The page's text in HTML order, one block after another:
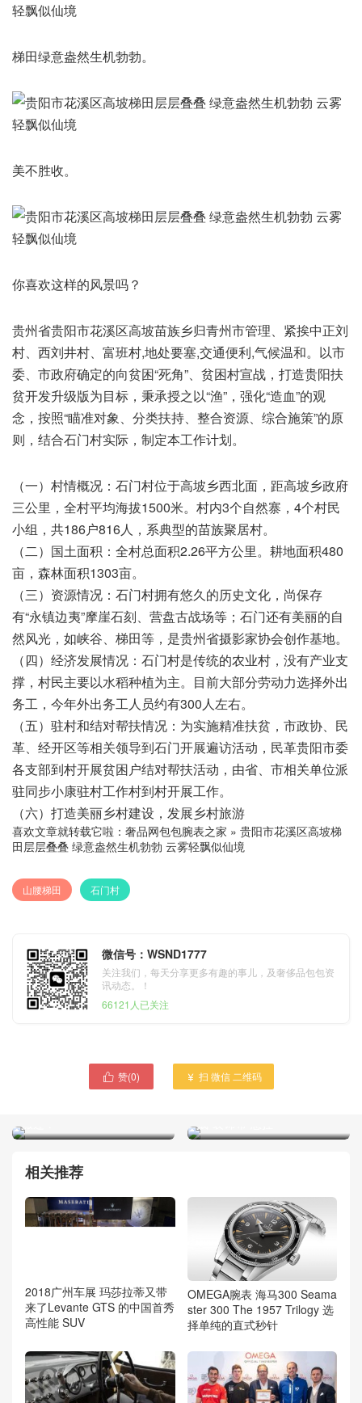
梯田绿意盎然生机勃勃。
美不胜收。
你喜欢这样的风景吗？
贵州省贵阳市花溪区高坡苗族乡归青州市管理、紧挨中正刘
村、西刘井村、富班村,地处要塞,交通便利,气候温和。以市
委、市政府确定的向贫困“死角”、贫困村宣战，打造贵阳扶
贫开发升级版为目标，秉承授之以“渔”，强化“造血”的观
念，按照“瞄准对象、分类扶持、整合资源、综合施策”的原
则，结合石门村实际，制定本工作计划。
（一）村情概况：石门村位于高坡乡西北面，距高坡乡政府
三公里，全村平均海拔1500米。村内3个自然寨，4个村民
小组，共186户816人，系典型的苗族聚居村。
（二）国土面积：全村总面积2.26平方公里。耕地面积480
亩，森林面积1303亩。
（三）资源情况：石门村拥有悠久的历史文化，尚保存
有“永镇边夷”摩崖石刻、营盘古战场等；石门还有美丽的自
然风光，如峡谷、梯田等，是贵州省摄影家协会创作基地。
（四）经济发展情况：石门村是传统的农业村，没有产业支
撑，村民主要以水稻种植为主。目前大部分劳动力选择外出
务工，今年外出务工人员约有300人左右。
（五）驻村和结对帮扶情况：为实施精准扶贫，市政协、民
革、经开区等相关领导到石门开展遍访活动，民革贵阳市委
各支部到村开展贫困户结对帮扶活动，由省、市相关单位派
驻同步小康驻村工作村到村开展工作。
（六）打造美丽乡村建设，发展乡村旅游
喜欢文章就转载它啦： 奢品网包包腕表之家 » 贵阳市花溪区高坡梯
田层层叠叠 绿意盎然生机勃勃 云雾轻飘似仙境
山腰梯田 石门村
微信号：WSND1777
关注我们，每天分享更多有趣的事儿，及奢侈品包包资
讯动态。！
66121人已关注
 赞(0)  扫 微信 二维码
习近平对大凉山"悬崖村"村
祖国国旗神圣感何在 惨不忍
相关推荐
2018广州车展 玛莎拉蒂又带
来了Levante GTS 的中国首秀
高性能 SUV
OMEGA腕表 海马300 Seama
ster 300 The 1957 Trilogy 选
择单纯的直式秒针